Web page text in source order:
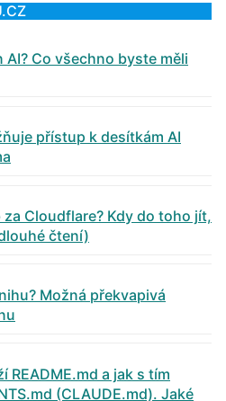
AI? Co všechno byste měli
přístup k desítkám AI
Cloudflare? Kdy do toho jít,
čtení)
Možná překvapivá
README.md a jak s tím
(CLAUDE.md). Jaké